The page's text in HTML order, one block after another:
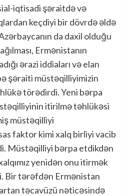
iqtisadi şəraitdə və
keçdiyi bir dövrdə əldə
da daxil olduğu
Ermənistanın
ərazi iddiaları və elan
şəraiti müstəqilliyimizin
törədirdi. Yeni bərpa
itirilmə təhlükəsi
müstəqilliyi
faktor kimi xalq birliyi vacib
Müstəqilliyi bərpa etdikdən
yenidən onu itirmək
Bir tərəfdən Ermənistan
təcavüzü nəticəsində